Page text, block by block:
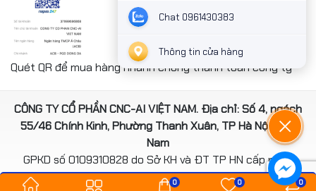
Quét QR để mua hàng nhanh chóng thanh toán công ty
CÔNG TY CỔ PHẦN CNC-AI VIỆT NAM. Địa chỉ: Số 4, ngách
55/46 Chính Kinh, Phường Thanh Xuân, TP Hà Nội, Việt
Nam
GPKD số 0109310828 do Sở KH và ĐT TP HN cấp ngày
14/08/2020
0 0 0
Chat 0961430383
Thông tin cửa hàng